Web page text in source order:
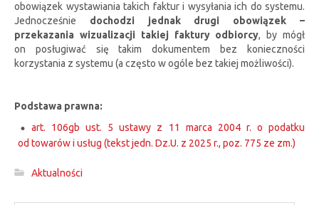
obowiązek wystawiania takich faktur i wysyłania ich do systemu.
Jednocześnie dochodzi jednak drugi obowiązek –
przekazania wizualizacji takiej faktury odbiorcy, by mógł
on posługiwać się takim dokumentem bez konieczności
korzystania z systemu (a często w ogóle bez takiej możliwości).
Podstawa prawna:
art. 106gb ust. 5 ustawy z 11 marca 2004 r. o podatku
od towarów i usług (tekst jedn. Dz.U. z 2025 r., poz. 775 ze zm.)
Aktualności